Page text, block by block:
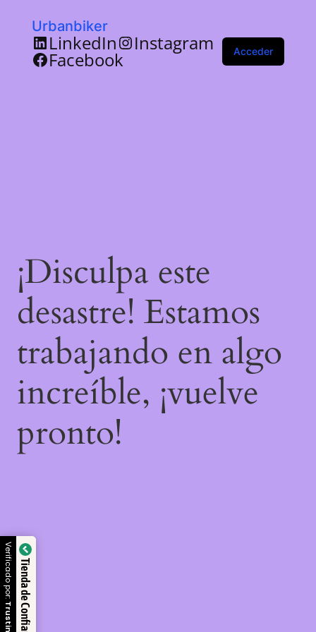
Urbanbiker
LinkedIn Instagram
Facebook Acceder
¡Disculpa este
desastre! Estamos
trabajando en algo
increíble, ¡vuelve
pronto!
Tienda de Confianza
Verificado por: